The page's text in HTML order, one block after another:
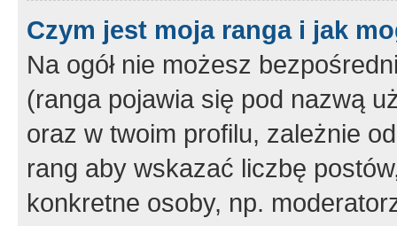
Czym jest moja ranga i jak
Na ogół nie możesz
(ranga pojawia się pod nazwą
oraz w twoim profilu, zależnie
rang aby wskazać liczbę
konkretne osoby, np.